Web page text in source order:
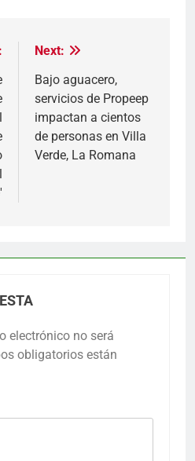
Next:
Bajo aguacero,
servicios de Propeep
impactan a cientos
de personas en Villa
Verde, La Romana
electrónico no será
obligatorios están